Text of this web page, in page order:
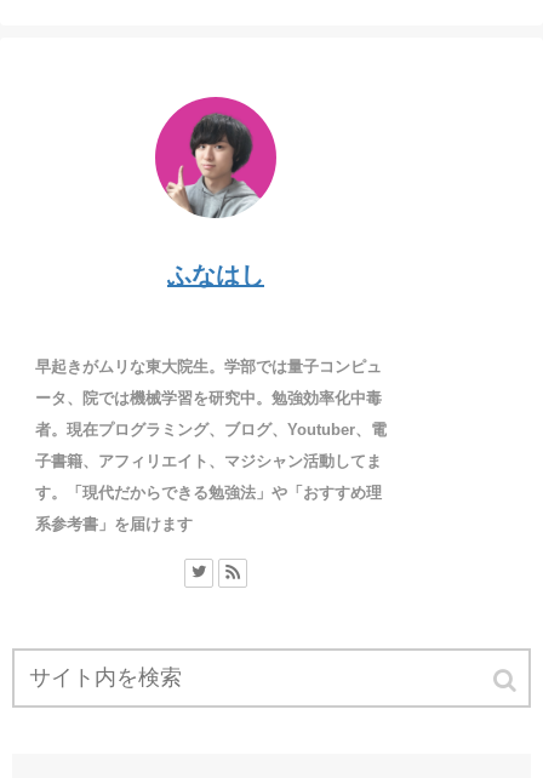
ふなはし
早起きがムリな東大院生。学部では量子コンピュ
ータ、院では機械学習を研究中。勉強効率化中毒
者。現在プログラミング、ブログ、Youtuber、電
子書籍、アフィリエイト、マジシャン活動してま
す。「現代だからできる勉強法」や「おすすめ理
系参考書」を届けます